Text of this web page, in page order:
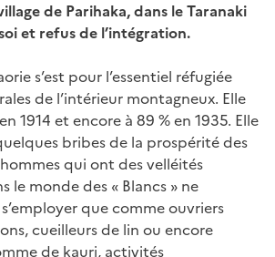
de Parihaka, dans le Taranaki
et refus de l’intégration.
s’est pour l’essentiel réfugiée
de l’intérieur montagneux. Elle
1914 et encore à 89 % en 1935. Elle
bribes de la prospérité des
hommes qui ont des velléités
le monde des « Blancs » ne
que comme ouvriers
cueilleurs de lin ou encore
de kauri, activités